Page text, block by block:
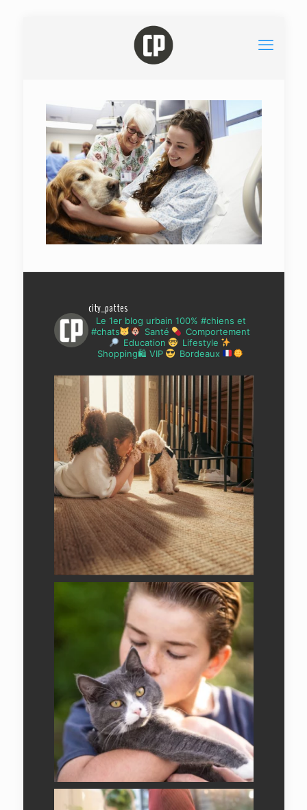
city_pattes
Le 1er blog urbain 100% #chiens et
#chats
Santé
Comportement
Education
Lifestyle
Shopping🛍 VIP
Bordeaux